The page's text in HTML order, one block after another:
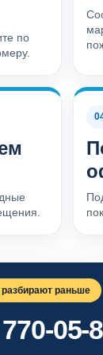
по
раньше
05-